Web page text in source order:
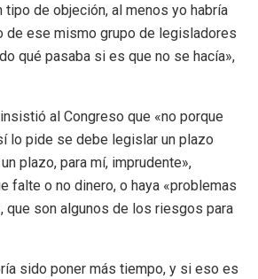
tipo de objeción, al menos yo habría
de ese mismo grupo de legisladores
qué pasaba si es que no se hacía»,
al Congreso que «no porque
lo pide se debe legislar un plazo
plazo, para mí, imprudente»,
falte o no dinero, o haya «problemas
que son algunos de los riesgos para
sido poner más tiempo, y si eso es